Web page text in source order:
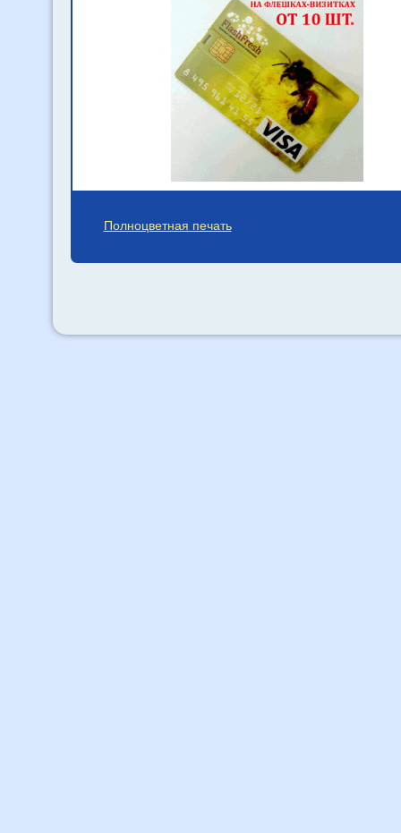
Полноцветная печать